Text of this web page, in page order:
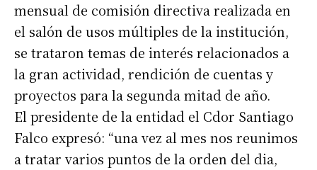
mensual de comisión directiva realizada en
el salón de usos múltiples de la institución,
se trataron temas de interés relacionados a
la gran actividad, rendición de cuentas y
proyectos para la segunda mitad de año.
El presidente de la entidad el Cdor Santiago
Falco expresó: “una vez al mes nos reunimos
a tratar varios puntos de la orden del dia,